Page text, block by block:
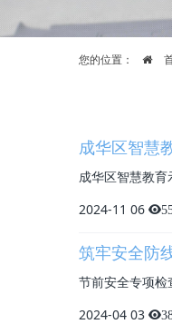
您的位置：
成华区智慧
成华区智慧教
2024-11 06
筑牢安全防
节前安全专项检
2024-04 03